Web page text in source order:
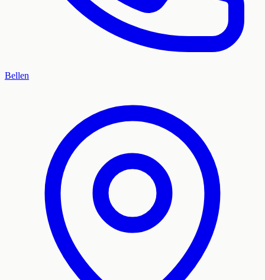
Bellen